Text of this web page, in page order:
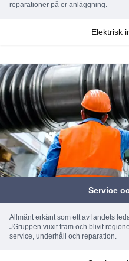
reparationer på er anläggning.
Elektrisk
Service
Allmänt erkänt som ett av landets
JGruppen vuxit fram och blivit
service, underhåll och reparation.